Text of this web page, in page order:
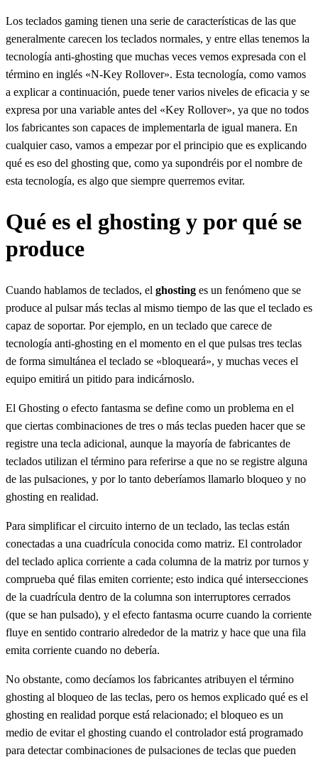
Los teclados gaming tienen una serie de características de las que
generalmente carecen los teclados normales, y entre ellas tenemos la
tecnología anti-ghosting que muchas veces vemos expresada con el
término en inglés «N-Key Rollover». Esta tecnología, como vamos
a explicar a continuación, puede tener varios niveles de eficacia y se
expresa por una variable antes del «Key Rollover», ya que no todos
los fabricantes son capaces de implementarla de igual manera. En
cualquier caso, vamos a empezar por el principio que es explicando
qué es eso del ghosting que, como ya supondréis por el nombre de
esta tecnología, es algo que siempre querremos evitar.
Qué es el ghosting y por qué se
produce
Cuando hablamos de teclados, el ghosting es un fenómeno que se
produce al pulsar más teclas al mismo tiempo de las que el teclado es
capaz de soportar. Por ejemplo, en un teclado que carece de
tecnología anti-ghosting en el momento en el que pulsas tres teclas
de forma simultánea el teclado se «bloqueará», y muchas veces el
equipo emitirá un pitido para indicárnoslo.
El Ghosting o efecto fantasma se define como un problema en el
que ciertas combinaciones de tres o más teclas pueden hacer que se
registre una tecla adicional, aunque la mayoría de fabricantes de
teclados utilizan el término para referirse a que no se registre alguna
de las pulsaciones, y por lo tanto deberíamos llamarlo bloqueo y no
ghosting en realidad.
Para simplificar el circuito interno de un teclado, las teclas están
conectadas a una cuadrícula conocida como matriz. El controlador
del teclado aplica corriente a cada columna de la matriz por turnos y
comprueba qué filas emiten corriente; esto indica qué intersecciones
de la cuadrícula dentro de la columna son interruptores cerrados
(que se han pulsado), y el efecto fantasma ocurre cuando la corriente
fluye en sentido contrario alrededor de la matriz y hace que una fila
emita corriente cuando no debería.
No obstante, como decíamos los fabricantes atribuyen el término
ghosting al bloqueo de las teclas, pero os hemos explicado qué es el
ghosting en realidad porque está relacionado; el bloqueo es un
medio de evitar el ghosting cuando el controlador está programado
para detectar combinaciones de pulsaciones de teclas que pueden